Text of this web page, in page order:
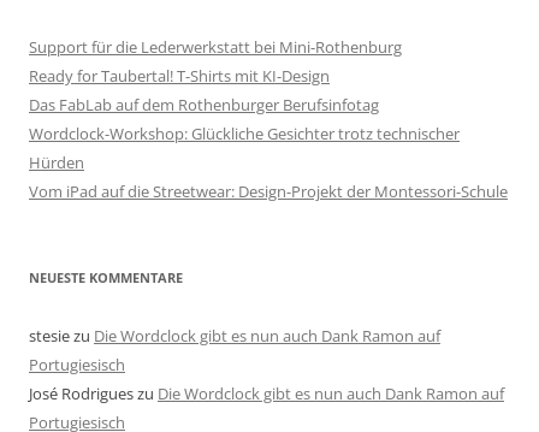
Support für die Lederwerkstatt bei Mini-Rothenburg
Ready for Taubertal! T-Shirts mit KI-Design
Das FabLab auf dem Rothenburger Berufsinfotag
Wordclock-Workshop: Glückliche Gesichter trotz technischer
Hürden
Vom iPad auf die Streetwear: Design-Projekt der Montessori-Schule
NEUESTE KOMMENTARE
stesiezu Die Wordclock gibt es nun auch Dank Ramon auf
Portugiesisch
José Rodrigueszu Die Wordclock gibt es nun auch Dank Ramon auf
Portugiesisch